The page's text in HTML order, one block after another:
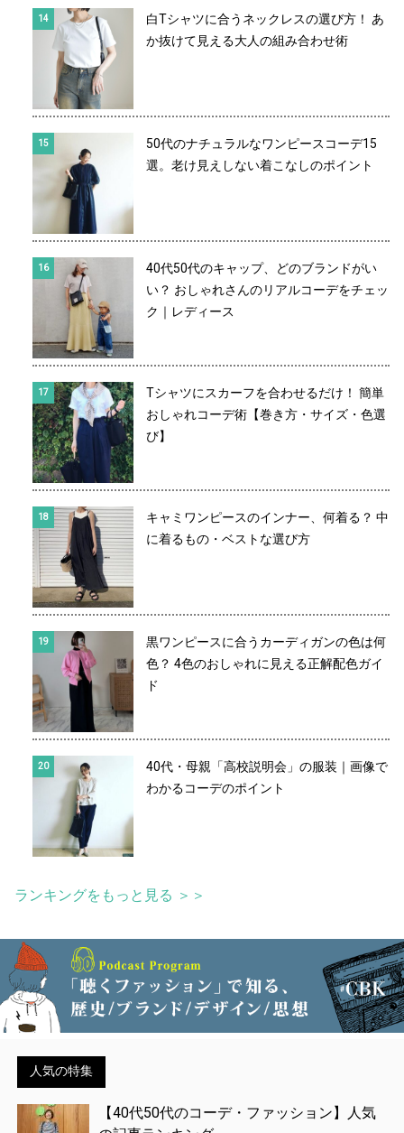
白Tシャツに合うネックレスの選び方！ あ
か抜けて見える大人の組み合わせ術
50代のナチュラルなワンピースコーデ15
選。老け見えしない着こなしのポイント
40代50代のキャップ、どのブランドがい
い？ おしゃれさんのリアルコーデをチェッ
ク｜レディース
Tシャツにスカーフを合わせるだけ！ 簡単
おしゃれコーデ術【巻き方・サイズ・色選
び】
キャミワンピースのインナー、何着る？ 中
に着るもの・ベストな選び方
黒ワンピースに合うカーディガンの色は何
色？ 4色のおしゃれに見える正解配色ガイ
ド
40代・母親「高校説明会」の服装｜画像で
わかるコーデのポイント
ランキングをもっと見る ＞＞
人気の特集
【40代50代のコーデ・ファッション】人気